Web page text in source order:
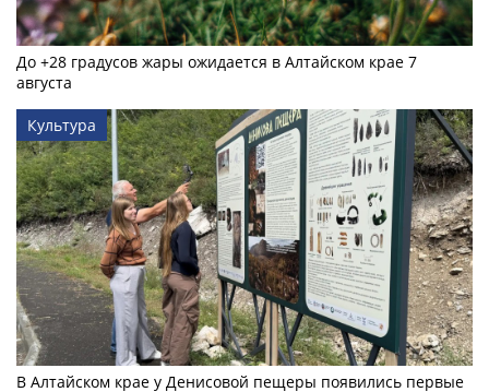
До +28 градусов жары ожидается в Алтайском крае 7
августа
Культура
В Алтайском крае у Денисовой пещеры появились первые